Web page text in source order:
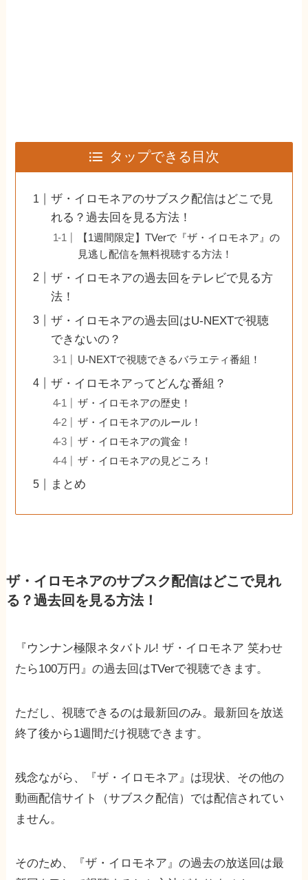
タップできる目次
ザ・イロモネアのサブスク配信はどこで見
れる？過去回を見る方法！
【1週間限定】TVerで『ザ・イロモネア』の
見逃し配信を無料視聴する方法！
ザ・イロモネアの過去回をテレビで見る方
法！
ザ・イロモネアの過去回はU-NEXTで視聴
できないの？
U-NEXTで視聴できるバラエティ番組！
ザ・イロモネアってどんな番組？
ザ・イロモネアの歴史！
ザ・イロモネアのルール！
ザ・イロモネアの賞金！
ザ・イロモネアの見どころ！
まとめ
ザ・イロモネアのサブスク配信はどこで見れ
る？過去回を見る方法！
『ウンナン極限ネタバトル! ザ・イロモネア 笑わせ
たら100万円』の過去回はTVerで視聴できます。
ただし、視聴できるのは最新回のみ。最新回を放送
終了後から1週間だけ視聴できます。
残念ながら、『ザ・イロモネア』は現状、その他の
動画配信サイト（サブスク配信）では配信されてい
ません。
そのため、『ザ・イロモネア』の過去の放送回は最